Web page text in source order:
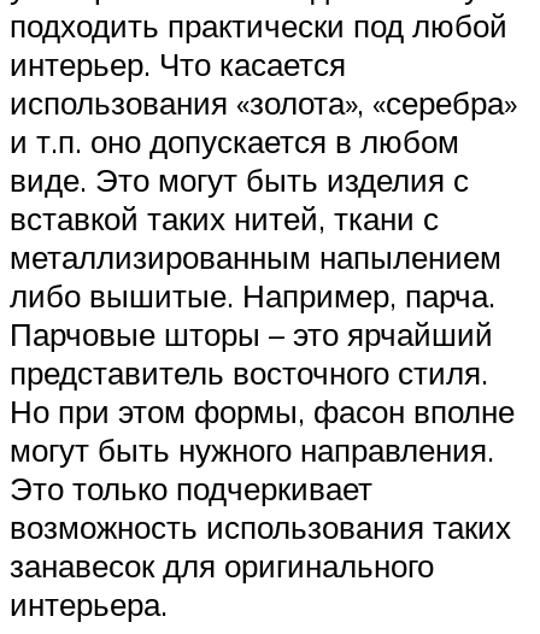
подходить практически под любой
интерьер. Что касается
использования «золота», «серебра»
и т.п. оно допускается в любом
виде. Это могут быть изделия с
вставкой таких нитей, ткани с
металлизированным напылением
либо вышитые. Например, парча.
Парчовые шторы – это ярчайший
представитель восточного стиля.
Но при этом формы, фасон вполне
могут быть нужного направления.
Это только подчеркивает
возможность использования таких
занавесок для оригинального
интерьера.